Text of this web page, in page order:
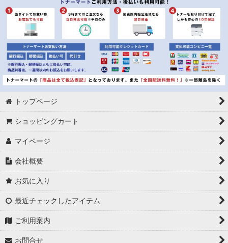
リコー タイプ85B 純正トナー 【大容量】
リコー タイプ85A 純正トナー 【小容量】
トップページ
ショッピングカート
マイページ
会社概要
お気に入り
最近チェックしたアイテム
ご利用案内
お問合せ